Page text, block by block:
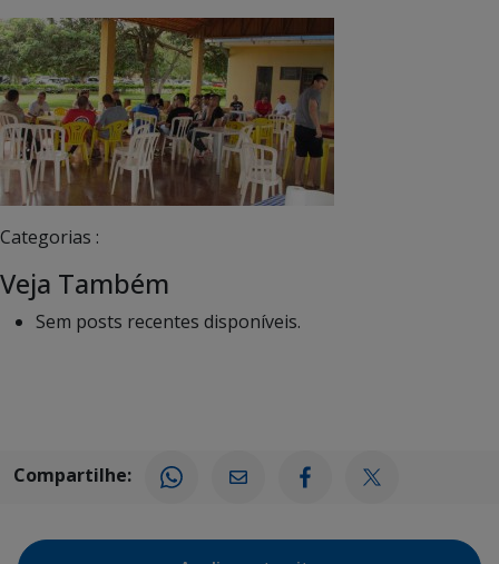
Categorias :
Veja Também
Sem posts recentes disponíveis.
Compartilhe: